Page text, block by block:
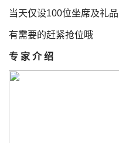
当天仅设100位坐席及礼品
有需要的赶紧抢位哦
专 家 介 绍